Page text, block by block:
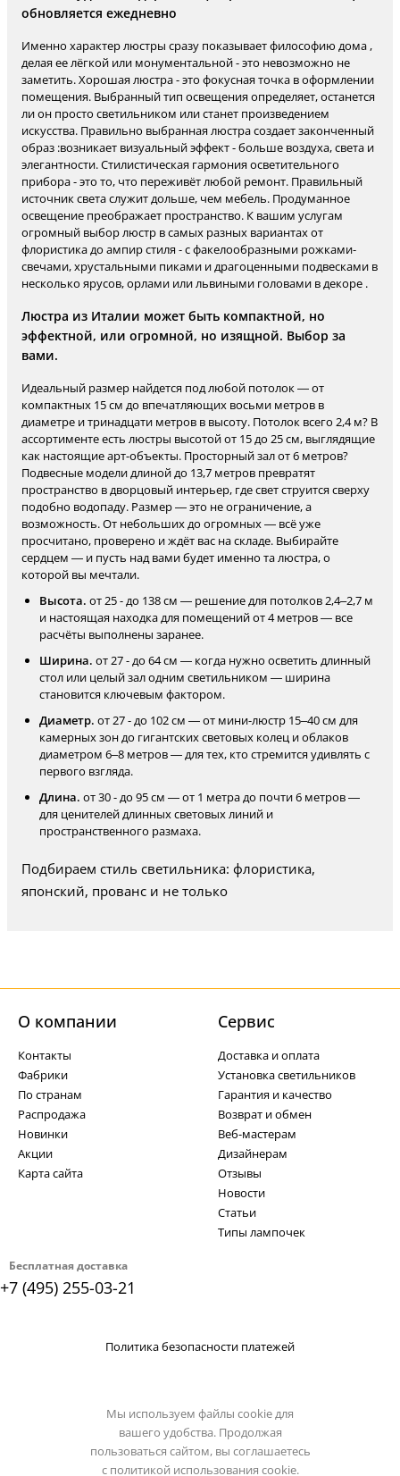
обновляется ежедневно
Именно характер люстры сразу показывает философию дома ,
делая ее лёгкой или монументальной - это невозможно не
заметить. Хорошая люстра - это фокусная точка в оформлении
помещения. Выбранный тип освещения определяет, останется
ли он просто светильником или станет произведением
искусства. Правильно выбранная люстра создает законченный
образ :возникает визуальный эффект - больше воздуха, света и
элегантности. Стилистическая гармония осветительного
прибора - это то, что переживёт любой ремонт. Правильный
источник света служит дольше, чем мебель. Продуманное
освещение преображает пространство. К вашим услугам
огромный выбор люстр в самых разных вариантах от
флористика до ампир стиля - с факелообразными рожками-
свечами, хрустальными пиками и драгоценными подвесками в
несколько ярусов, орлами или львиными головами в декоре .
Люстра из Италии может быть компактной, но
эффектной, или огромной, но изящной. Выбор за
вами.
Идеальный размер найдется под любой потолок — от
компактных 15 см до впечатляющих восьми метров в
диаметре и тринадцати метров в высоту. Потолок всего 2,4 м? В
ассортименте есть люстры высотой от 15 до 25 см, выглядящие
как настоящие арт-объекты. Просторный зал от 6 метров?
Подвесные модели длиной до 13,7 метров превратят
пространство в дворцовый интерьер, где свет струится сверху
подобно водопаду. Размер — это не ограничение, а
возможность. От небольших до огромных — всё уже
просчитано, проверено и ждёт вас на складе. Выбирайте
сердцем — и пусть над вами будет именно та люстра, о
которой вы мечтали.
Высота. от 25 - до 138 см — решение для потолков 2,4–2,7 м
и настоящая находка для помещений от 4 метров — все
расчёты выполнены заранее.
Ширина. от 27 - до 64 см — когда нужно осветить длинный
стол или целый зал одним светильником — ширина
становится ключевым фактором.
Диаметр. от 27 - до 102 см — от мини-люстр 15–40 см для
камерных зон до гигантских световых колец и облаков
диаметром 6–8 метров — для тех, кто стремится удивлять с
первого взгляда.
Длина. от 30 - до 95 см — от 1 метра до почти 6 метров —
для ценителей длинных световых линий и
пространственного размаха.
Подбираем стиль светильника: флористика,
японский, прованс и не только
Бесплатная доставка
+7 (495) 255-03-21
О компании
Контакты
Фабрики
По странам
Распродажа
Новинки
Акции
Карта сайта
Cервис
Доставка и оплата
Установка светильников
Гарантия и качество
Возврат и обмен
Веб-мастерам
Дизайнерам
Отзывы
Новости
Статьи
Типы лампочек
Политика безопасности платежей
Мы используем файлы cookie для
вашего удобства. Продолжая
пользоваться сайтом, вы соглашаетесь
с политикой использования cookie.